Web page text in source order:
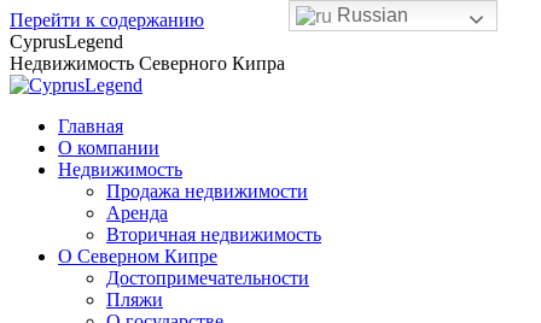
Перейти к содержанию
CyprusLegend
Недвижимость Северного Кипра
Главная
О компании
Недвижимость
Продажа недвижимости
Аренда
Вторичная недвижимость
О Северном Кипре
Достопримечательности
Пляжи
Russian